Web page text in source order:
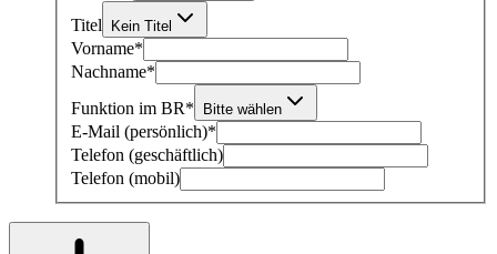
Titel Kein Titel
Vorname*
Nachname*
Funktion im BR* Bitte wählen
E-Mail (persönlich)*
Telefon (geschäftlich)
Telefon (mobil)